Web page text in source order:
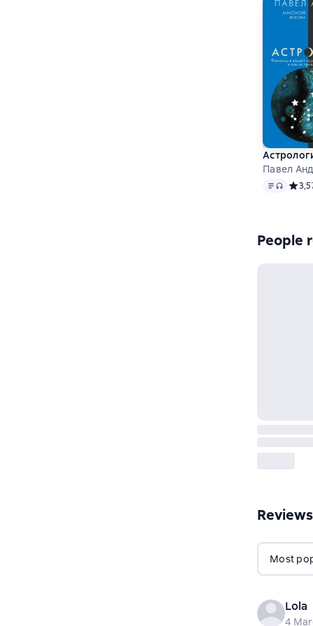
Павел
Text, audio3,5
People
Reviews
Most
Lola
4